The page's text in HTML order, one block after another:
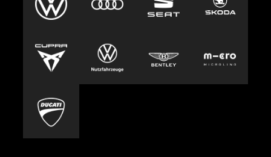
Clyde
Europcar
Carsharing
Mobility-as-a-Service
Jobs & Karriere
Presse